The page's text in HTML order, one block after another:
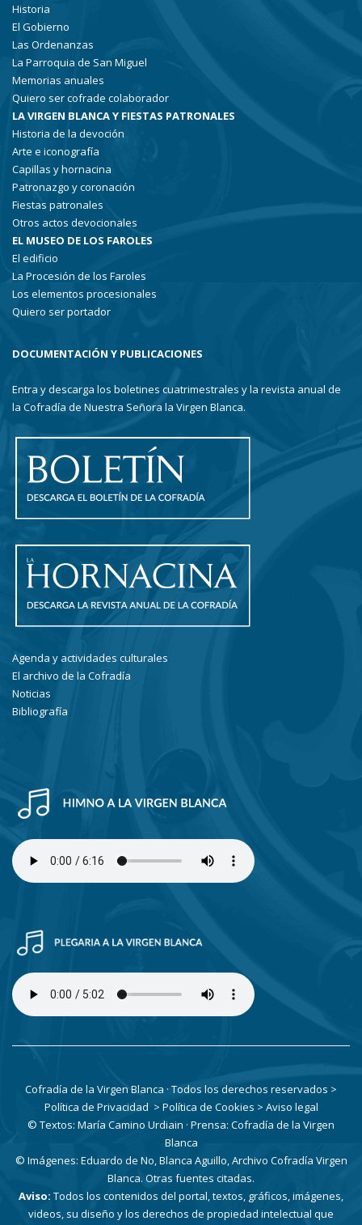
Historia
El Gobierno
Las Ordenanzas
La Parroquia de San Miguel
Memorias anuales
Quiero ser cofrade colaborador
LA VIRGEN BLANCA Y FIESTAS PATRONALES
Historia de la devoción
Arte e iconografía
Capillas y hornacina
Patronazgo y coronación
Fiestas patronales
Otros actos devocionales
EL MUSEO DE LOS FAROLES
El edificio
La Procesión de los Faroles
Los elementos procesionales
Quiero ser portador
DOCUMENTACIÓN Y PUBLICACIONES
Entra y descarga los boletines cuatrimestrales y la revista anual de
la Cofradía de Nuestra Señora la Virgen Blanca.
Agenda y actividades culturales
El archivo de la Cofradía
Noticias
Bibliografía
Cofradía de la Virgen Blanca · Todos los derechos reservados >
Política de Privacidad > Política de Cookies > Aviso legal
© Textos: María Camino Urdiain · Prensa: Cofradía de la Virgen
Blanca
© Imágenes: Eduardo de No, Blanca Aguillo, Archivo Cofradía Virgen
Blanca. Otras fuentes citadas.
Aviso: Todos los contenidos del portal, textos, gráficos, imágenes,
videos, su diseño y los derechos de propiedad intelectual que